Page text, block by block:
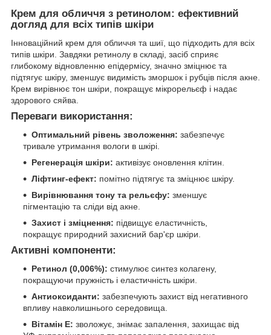
Крем для обличчя з ретинолом: ефективний
догляд для всіх типів шкіри
Інноваційний крем для обличчя та шиї, що підходить для всіх
типів шкіри. Завдяки ретинолу в складі, засіб сприяє
глибокому відновленню епідермісу, значно зміцнює та
підтягує шкіру, зменшує видимість зморшок і рубців після акне.
Крем вирівнює тон шкіри, покращує мікрорельєф і надає
здорового сяйва.
Переваги використання:
Оптимальний рівень зволоження: забезпечує
тривале утримання вологи в шкірі.
Регенерація шкіри: активізує оновлення клітин.
Ліфтинг-ефект: помітно підтягує та зміцнює шкіру.
Вирівнювання тону та рельєфу: зменшує
пігментацію та сліди від акне.
Захист і зміцнення: підвищує еластичність,
покращує природний захисний бар'єр шкіри.
Активні компоненти:
Ретинол (0,006%): стимулює синтез колагену,
покращуючи пружність і еластичність шкіри.
Антиоксиданти: забезпечують захист від негативного
впливу навколишнього середовища.
Вітамін Е: зволожує, знімає запалення, захищає від